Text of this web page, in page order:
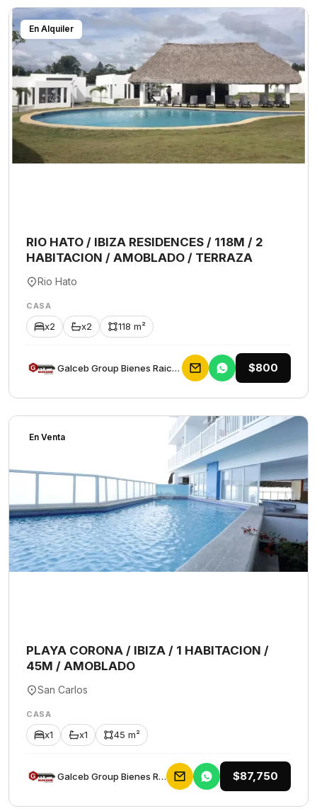
En Alquiler
RIO HATO / IBIZA RESIDENCES / 118M / 2
HABITACION / AMOBLADO / TERRAZA
Rio Hato
CASA
x2 x2 118 m²
Galceb Group Bienes Raices $800
En Venta
PLAYA CORONA / IBIZA / 1 HABITACION /
45M / AMOBLADO
San Carlos
CASA
x1 x1 45 m²
Galceb Group Bienes Raices $87,750